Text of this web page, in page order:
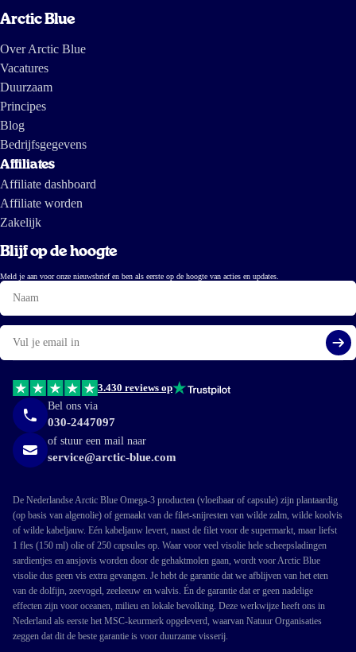
Arctic Blue
Over Arctic Blue
Vacatures
Duurzaam
Principes
Blog
Bedrijfsgegevens
Affiliates
Affiliate dashboard
Affiliate worden
Zakelijk
Blijf op de hoogte
Meld je aan voor onze nieuwsbrief en ben als eerste op de hoogte van acties en updates.
Naam
E-
mail
3.430 reviews op
Bel ons via
030-2447097
of stuur een mail naar
service@arctic-blue.com
De Nederlandse Arctic Blue Omega-3 producten (vloeibaar of capsule) zijn plantaardig
(op basis van algenolie) of gemaakt van de filet-snijresten van wilde zalm, wilde koolvis
of wilde kabeljauw. Eén kabeljauw levert, naast de filet voor de supermarkt, maar liefst
1 fles (150 ml) olie of 250 capsules op. Waar voor veel visolie hele scheepsladingen
sardientjes en ansjovis worden door de gehaktmolen gaan, wordt voor Arctic Blue
visolie dus geen vis extra gevangen. Je hebt de garantie dat we afblijven van het eten
van de dolfijn, zeevogel, zeeleeuw en walvis. Én de garantie dat er geen nadelige
effecten zijn voor oceanen, milieu en lokale bevolking. Deze werkwijze heeft ons in
Nederland als eerste het MSC-keurmerk opgeleverd, waarvan Natuur Organisaties
zeggen dat dit de beste garantie is voor duurzame visserij.